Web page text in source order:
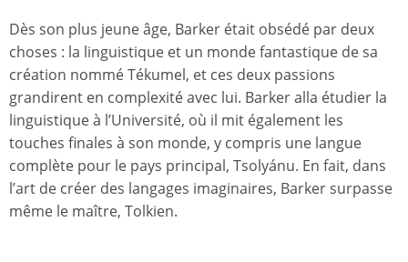
Dès son plus jeune âge, Barker était obsédé par deux
choses : la linguistique et un monde fantastique de sa
création nommé Tékumel, et ces deux passions
grandirent en complexité avec lui. Barker alla étudier la
linguistique à l’Université, où il mit également les
touches finales à son monde, y compris une langue
complète pour le pays principal, Tsolyánu. En fait, dans
l’art de créer des langages imaginaires, Barker surpasse
même le maître, Tolkien.